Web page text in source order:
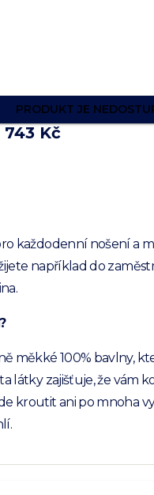
PRODUKT JE
743 Kč
každodenní nošení a
například do
měkké 100% bavlny,
látky zajišťuje, že vám
kroutit ani po mnoha